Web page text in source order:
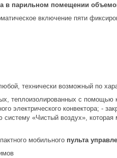
в парильном помещении
включение пяти
технически возможный по
теплоизолированных с
электрического конвектора; -
«Чистый воздух»,
мобильного пульта